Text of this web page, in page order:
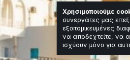
Χρησιμοποιούμε
συνεργάτες μας
εξατομικευμένες
να αποδεχτείτε, να
ισχύουν μόνο για